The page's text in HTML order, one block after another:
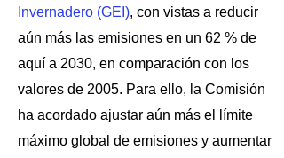
Invernadero (GEI), con vistas a reducir
aún más las emisiones en un 62 % de
aquí a 2030, en comparación con los
valores de 2005. Para ello, la Comisión
ha acordado ajustar aún más el límite
máximo global de emisiones y aumentar